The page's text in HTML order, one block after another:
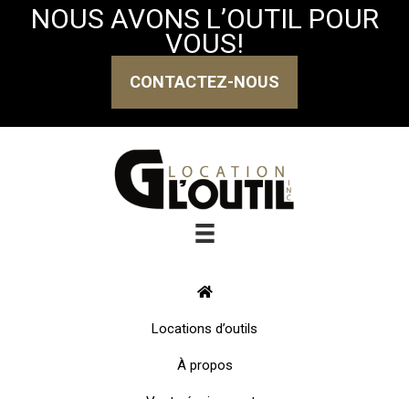
NOUS AVONS L’OUTIL POUR
VOUS!
CONTACTEZ-NOUS
Locations d’outils
À propos